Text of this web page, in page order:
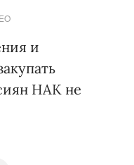
и
НАК не